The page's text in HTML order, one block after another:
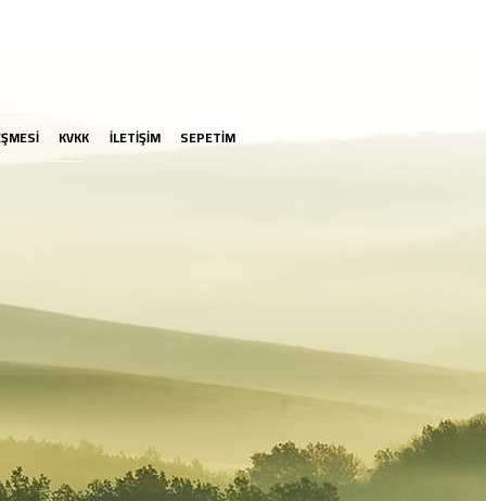
KVKK İLETİŞİM SEPETİM